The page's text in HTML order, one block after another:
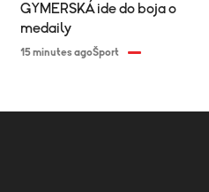
GYMERSKÁ ide do boja o
medaily
15 minutes agoŠport